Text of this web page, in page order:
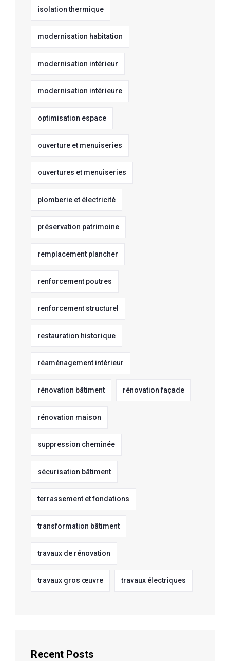
isolation thermique
modernisation habitation
modernisation intérieur
modernisation intérieure
optimisation espace
ouverture et menuiseries
ouvertures et menuiseries
plomberie et électricité
préservation patrimoine
remplacement plancher
renforcement poutres
renforcement structurel
restauration historique
réaménagement intérieur
rénovation bâtiment rénovation façade
rénovation maison
suppression cheminée
sécurisation bâtiment
terrassement et fondations
transformation bâtiment
travaux de rénovation
travaux gros œuvre travaux électriques
Recent Posts